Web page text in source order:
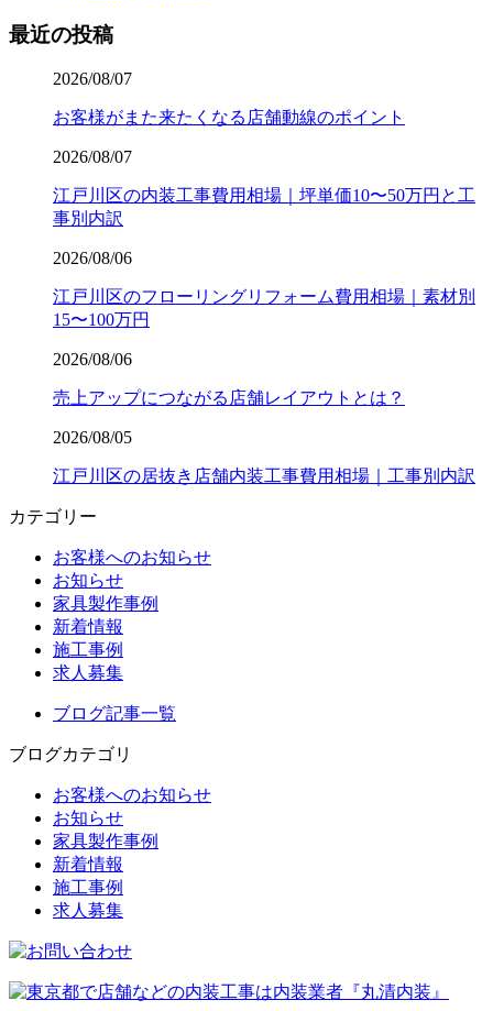
最近の投稿
2026/08/07
お客様がまた来たくなる店舗動線のポイント
2026/08/07
江戸川区の内装工事費用相場｜坪単価10〜50万円と工
事別内訳
2026/08/06
江戸川区のフローリングリフォーム費用相場｜素材別
15〜100万円
2026/08/06
売上アップにつながる店舗レイアウトとは？
2026/08/05
江戸川区の居抜き店舗内装工事費用相場｜工事別内訳
カテゴリー
お客様へのお知らせ
お知らせ
家具製作事例
新着情報
施工事例
求人募集
ブログ記事一覧
ブログカテゴリ
お客様へのお知らせ
お知らせ
家具製作事例
新着情報
施工事例
求人募集